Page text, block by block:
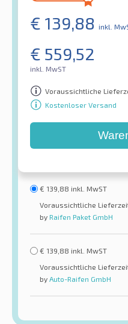
€ 139,88 inkl.
€ 559,52
inkl. MwST
Voraussichtliche
Kostenloser Versand
€ 139,88 inkl. MwST
Voraussichtliche Lieferzeit
by Raifen Paket GmbH
€ 139,88 inkl. MwST
Voraussichtliche Lieferzeit
by Auto-Raifen GmbH